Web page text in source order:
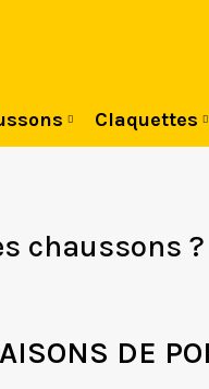
Claquettes
chaussons ?
DE